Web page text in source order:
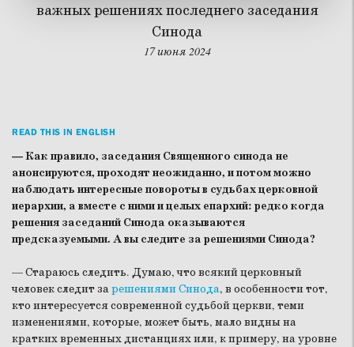
важных решениях последнего заседания
Синода
17 июня 2024
READ THIS IN ENGLISH
— Как правило, заседания Священного синода не
анонсируются, проходят неожиданно, и потом можно
наблюдать интересные повороты в судьбах церковной
иерархии, а вместе с ними и целых епархий: редко когда
решения заседаний Синода оказываются
предсказуемыми. А вы следите за решениями Синода?
— Стараюсь следить. Думаю, что всякий церковный
человек следит зарешениями Синода, в особенности тот,
кто интересуется современной судьбой церкви, теми
изменениями, которые, может быть, мало видны на
кратких временных дистанциях или, к примеру, на уровне